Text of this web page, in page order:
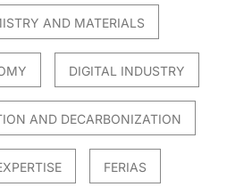
AND MATERIALS
DIGITAL INDUSTRY
AND DECARBONIZATION
FERIAS